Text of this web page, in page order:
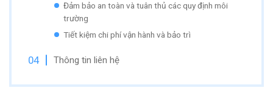
Đảm bảo an toàn và tuân thủ các quy định môi
trường
Tiết kiệm chi phí vận hành và bảo trì
Thông tin liên hệ